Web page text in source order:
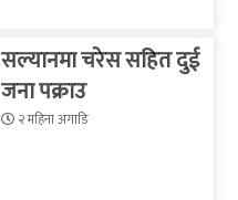
सल्यानमा चरेस सहित दुई
जना पक्राउ
२ महिना अगाडि